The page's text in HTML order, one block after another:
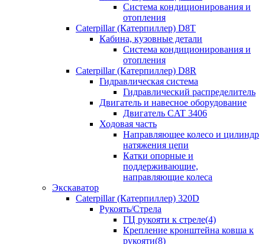
Система кондиционирования и
отопления
Caterpillar (Катерпиллер) D8T
Кабина, кузовные детали
Система кондиционирования и
отопления
Caterpillar (Катерпиллер) D8R
Гидравлическая система
Гидравлический распределитель
Двигатель и навесное оборудование
Двигатель CAT 3406
Ходовая часть
Направляющее колесо и цилиндр
натяжения цепи
Катки опорные и
поддерживающие,
направляющие колеса
Экскаватор
Caterpillar (Катерпиллер) 320D
Рукоять/Стрела
ГЦ рукояти к стреле(4)
Крепление кронштейна ковша к
рукояти(8)